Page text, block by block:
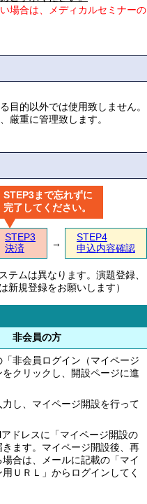
場合は、メディカルセミナーの
目的以外では使用致しません。
厳重に管理致します。
STEP3まで忘れずに
完了してください。
STEP3
決済
→
STEP4
申込内容確認
ムは異なります。演題登録、
規登録をお願いします）
非会員の方
非会員ログイン（マイページ
クリックし、開設ページに進
し、マイページ開設を行って
ドレスに「マイページ開設の
きます。マイページ開設後、再
場合は、メールに記載の「マイ
ＵＲＬ」からログインしてく